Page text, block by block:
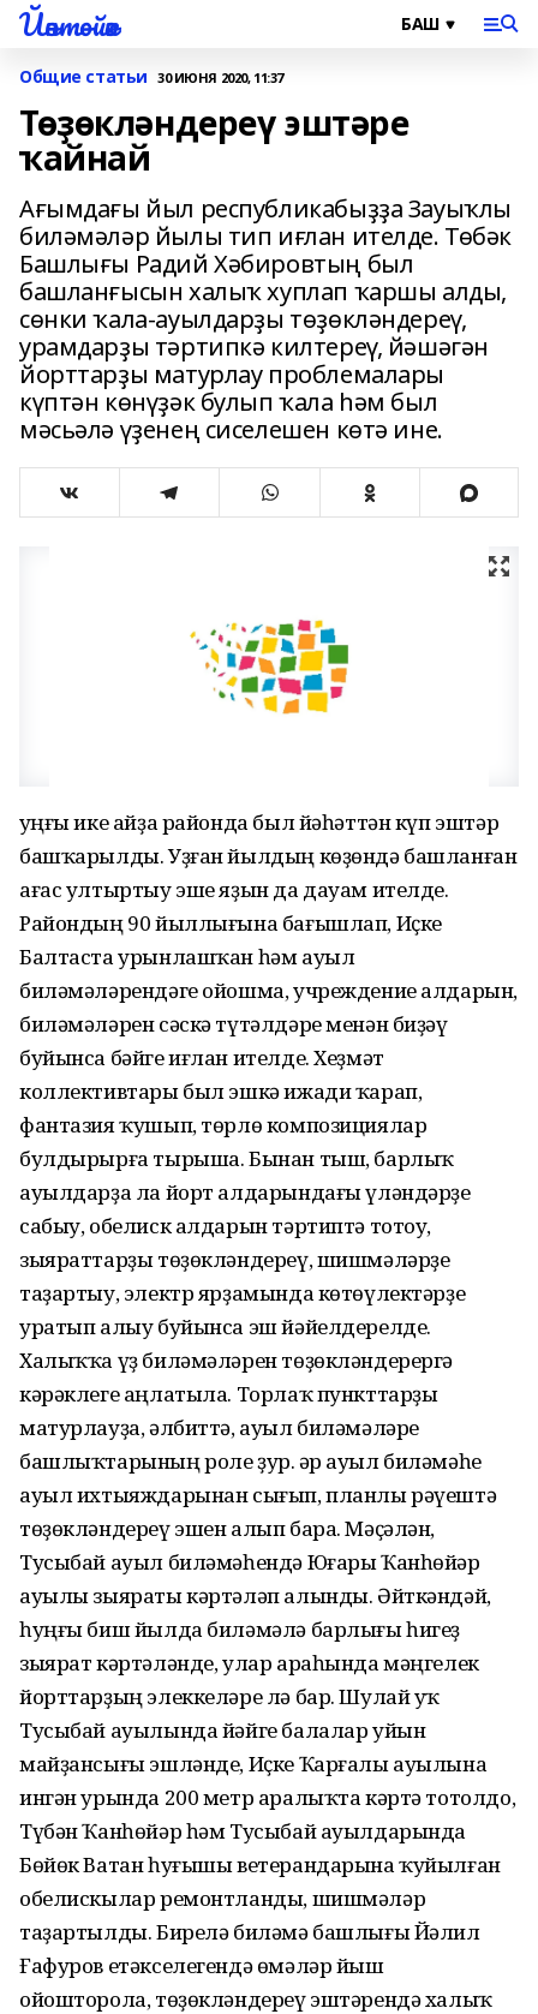
Йәнтөйәк
Общие статьи 30 ИЮНЯ 2020, 11:37
Төҙөкләндереү эштәре
ҡайнай
Ағымдағы йыл республикабыҙҙа Зауыҡлы
биләмәләр йылы тип иғлан ителде. Төбәк
Башлығы Радий Хәбировтың был
башланғысын халыҡ хуплап ҡаршы алды,
сөнки ҡала-ауылдарҙы төҙөкләндереү,
урамдарҙы тәртипкә килтереү, йәшәгән
йорттарҙы матурлау проблемалары
күптән көнүҙәк булып ҡала һәм был
мәсьәлә үҙенең сиселешен көтә ине.
Һуңғы ике айҙа районда был йәһәттән күп эштәр
башҡарылды. Уҙған йылдың көҙөндә башланған
ағас ултыртыу эше яҙын да дауам ителде.
Райондың 90 йыллығына бағышлап, Иҫке
Балтаста урынлашҡан һәм ауыл
биләмәләрендәге ойошма, учреждение алдарын,
биләмәләрен сәскә түтәлдәре менән биҙәү
буйынса бәйге иғлан ителде. Хеҙмәт
коллективтары был эшкә ижади ҡарап,
фантазия ҡушып, төрлө композициялар
булдырырға тырыша. Бынан тыш, барлыҡ
ауылдарҙа ла йорт алдарындағы үләндәрҙе
сабыу, обелиск алдарын тәртиптә тотоу,
зыяраттарҙы төҙөкләндереү, шишмәләрҙе
таҙартыу, электр ярҙамында көтөүлектәрҙе
уратып алыу буйынса эш йәйелдерелде.
Халыҡҡа үҙ биләмәләрен төҙөкләндерергә
кәрәклеге аңлатыла. Торлаҡ пункттарҙы
матурлауҙа, әлбиттә, ауыл биләмәләре
башлыҡтарының роле ҙур. Һәр ауыл биләмәһе
ауыл ихтыяждарынан сығып, планлы рәүештә
төҙөкләндереү эшен алып бара. Мәҫәлән,
Тусыбай ауыл биләмәһендә Юғары Ҡанһөйәр
ауылы зыяраты кәртәләп алынды. Әйткәндәй,
һуңғы биш йылда биләмәлә барлығы һигеҙ
зыярат кәртәләнде, улар араһында мәңгелек
йорттарҙың элеккеләре лә бар. Шулай уҡ
Тусыбай ауылында йәйге балалар уйын
майҙансығы эшләнде, Иҫке Ҡарғалы ауылына
ингән урында 200 метр аралыҡта кәртә тотолдо,
Түбән Ҡанһөйәр һәм Тусыбай ауылдарында
Бөйөк Ватан һуғышы ветерандарына ҡуйылған
обелискылар ремонтланды, шишмәләр
таҙартылды. Бирелә биләмә башлығы Йәлил
Ғафуров етәкселегендә өмәләр йыш
ойошторола, төҙөкләндереү эштәрендә халыҡ